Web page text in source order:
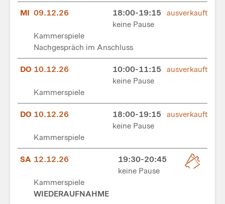
MI 09.12.26
18:00-19:15
keine Pause
Kammerspiele
Nachgespräch im Anschluss
ausverkauft
DO 10.12.26
10:00-11:15
keine Pause
Kammerspiele
ausverkauft
DO 10.12.26
18:00-19:15
keine Pause
Kammerspiele
ausverkauft
SA 12.12.26
19:30-20:45
keine Pause
Kammerspiele
WIEDERAUFNAHME